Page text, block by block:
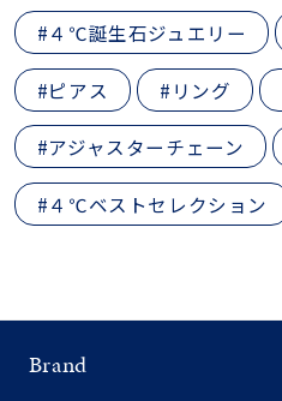
#４℃誕生石ジュエリー
#ピアス #リング
#アジャスターチェーン
#４℃ベストセレクション
Brand